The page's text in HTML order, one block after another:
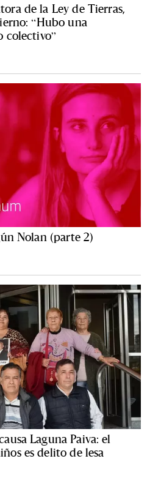
de la Ley de Tierras,
“Hubo una
colectivo”
Nolan (parte 2)
Laguna Paiva: el
es delito de lesa